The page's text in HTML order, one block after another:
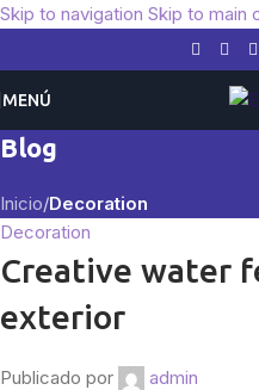
Skip to navigation Skip to main
MENÚ
Blog
Inicio/Decoration
Decoration
Creative water
exterior
Publicado por
admin